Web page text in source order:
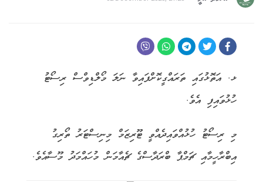
ޅ. އަތޮޅުގައި ތަރައްގީކޮށްފައިވާ ނަލަ މޯލްޑިވްސް ރިސޯޓު
ހުޅުވައިފި އެވެ.
މި ރިސޯޓު ހުޅުއްވައިދެއްވީ ޓޫރިޒަމް މިނިސްޓަރު ތޯރިގު
އިބްރާހީމާއި ޗަމްޕާ ބްރަދާސްގެ ޗެއާމަން މުހައްމަދު މޫސާއެވެ.